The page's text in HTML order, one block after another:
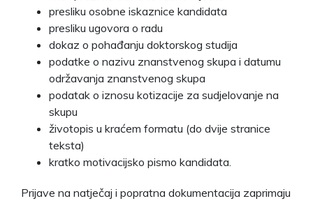
presliku osobne iskaznice kandidata
presliku ugovora o radu
dokaz o pohađanju doktorskog studija
podatke o nazivu znanstvenog skupa i datumu
održavanja znanstvenog skupa
podatak o iznosu kotizacije za sudjelovanje na
skupu
životopis u kraćem formatu (do dvije stranice
teksta)
kratko motivacijsko pismo kandidata.
Prijave na natječaj i popratna dokumentacija zaprimaju